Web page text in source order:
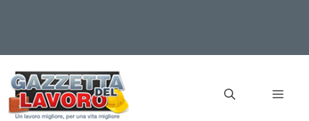
contenuto